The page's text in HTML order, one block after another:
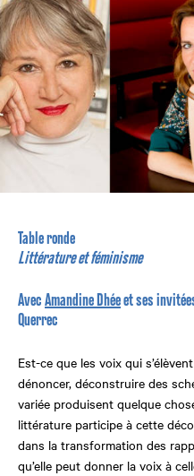
Table ronde
Littérature et féminisme
Avec Amandine Dhéeet ses
Querrec
Est-ce que les voix qui
dénoncer, déconstruire des
variée produisent quelque
littérature participe à cette
dans la transformation des
qu’elle peut donner la voix à